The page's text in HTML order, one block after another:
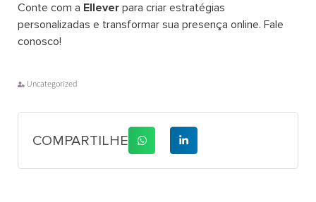
Conte com a Ellever para criar estratégias
personalizadas e transformar sua presença online. Fale
conosco!
Uncategorized
COMPARTILHE